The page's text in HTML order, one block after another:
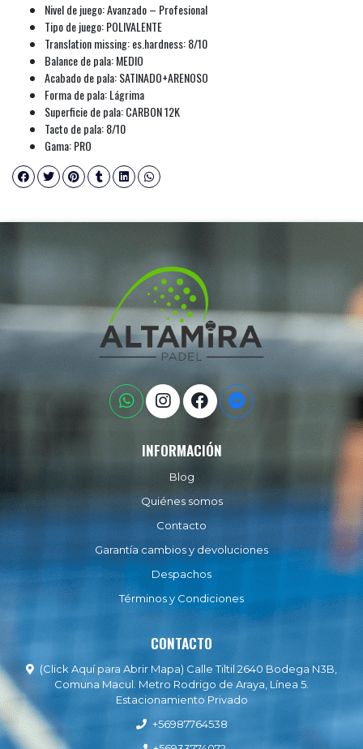
Nivel de juego: Avanzado – Profesional
Tipo de juego: POLIVALENTE
Translation missing: es.hardness: 8/10
Balance de pala: MEDIO
Acabado de pala: SATINADO+ARENOSO
Forma de pala: Lágrima
Superficie de pala: CARBON 12K
Tacto de pala: 8/10
Gama: PRO
INFORMACIÓN
Blog
Quiénes somos
Contacto
Garantía cambios y devoluciones
Despachos
Términos y Condiciones
CONTACTO
(Click Aquí para Abrir Mapa) Calle Tiltil 2640 Bodega N3B,
Comuna Macul. Metro Rodrigo de Araya, Línea 5.
Estacionamiento Privado
+56987764538